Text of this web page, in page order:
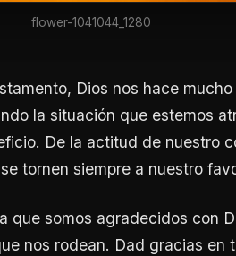
flower-1041044_1280
Dios nos hace
la situación que estemos
De la actitud de nuestro
tornen siempre a nuestro
que somos agradecidos con
nos rodean. Dad gracias en